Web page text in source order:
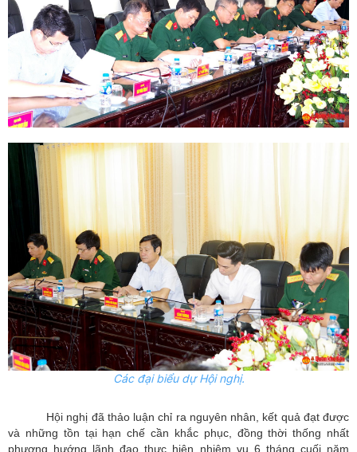
Các đại biểu dự Hội nghị.
Hội nghị đã thảo luận chỉ ra nguyên nhân, kết quả đạt được
và những tồn tại hạn chế cần khắc phục, đồng thời thống nhất
phương hướng lãnh đạo thực hiện nhiệm vụ 6 tháng cuối năm